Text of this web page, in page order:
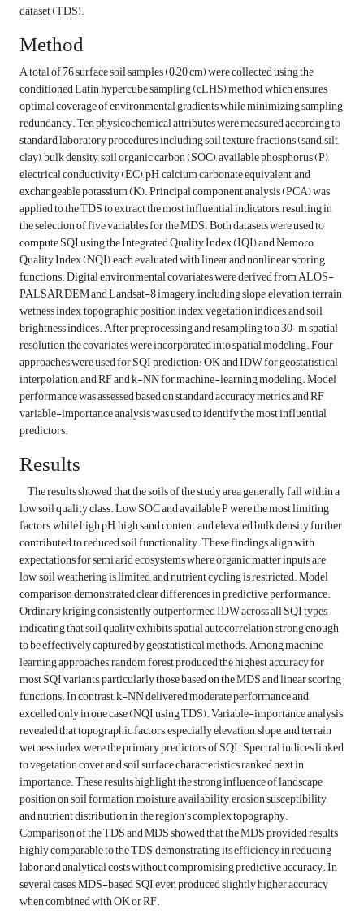
dataset (TDS).
Method
A total of 76 surface soil samples (0–20 cm) were collected using the
conditioned Latin hypercube sampling (cLHS) method, which ensures
optimal coverage of environmental gradients while minimizing sampling
redundancy. Ten physicochemical attributes were measured according to
standard laboratory procedures, including soil texture fractions (sand, silt,
clay), bulk density, soil organic carbon (SOC), available phosphorus (P),
electrical conductivity (EC), pH, calcium carbonate equivalent, and
exchangeable potassium (K). Principal component analysis (PCA) was
applied to the TDS to extract the most influential indicators, resulting in
the selection of five variables for the MDS. Both datasets were used to
compute SQI using the Integrated Quality Index (IQI) and Nemoro
Quality Index (NQI), each evaluated with linear and nonlinear scoring
functions. Digital environmental covariates were derived from ALOS-
PALSAR DEM and Landsat-8 imagery, including slope, elevation, terrain
wetness index, topographic position index, vegetation indices, and soil
brightness indices. After preprocessing and resampling to a 30-m spatial
resolution, the covariates were incorporated into spatial modeling. Four
approaches were used for SQI prediction: OK and IDW for geostatistical
interpolation, and RF and k-NN for machine-learning modeling. Model
performance was assessed based on standard accuracy metrics, and RF
variable-importance analysis was used to identify the most influential
predictors.
Results
The results showed that the soils of the study area generally fall within a
low soil quality class. Low SOC and available P were the most limiting
factors, while high pH, high sand content, and elevated bulk density further
contributed to reduced soil functionality. These findings align with
expectations for semi arid ecosystems where organic matter inputs are
low, soil weathering is limited, and nutrient cycling is restricted. Model
comparison demonstrated clear differences in predictive performance.
Ordinary kriging consistently outperformed IDW across all SQI types,
indicating that soil quality exhibits spatial autocorrelation strong enough
to be effectively captured by geostatistical methods. Among machine
learning approaches, random forest produced the highest accuracy for
most SQI variants, particularly those based on the MDS and linear scoring
functions. In contrast, k-NN delivered moderate performance and
excelled only in one case (NQI using TDS). Variable-importance analysis
revealed that topographic factors, especially elevation, slope, and terrain
wetness index, were the primary predictors of SQI. Spectral indices linked
to vegetation cover and soil surface characteristics ranked next in
importance. These results highlight the strong influence of landscape
position on soil formation, moisture availability, erosion susceptibility,
and nutrient distribution in the region’s complex topography.
Comparison of the TDS and MDS showed that the MDS provided results
highly comparable to the TDS, demonstrating its efficiency in reducing
labor and analytical costs without compromising predictive accuracy. In
several cases, MDS-based SQI even produced slightly higher accuracy
when combined with OK or RF.